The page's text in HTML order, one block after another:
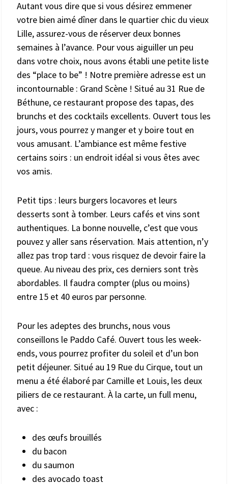
Autant vous dire que si vous désirez emmener
votre bien aimé dîner dans le quartier chic du vieux
Lille, assurez-vous de réserver deux bonnes
semaines à l’avance. Pour vous aiguiller un peu
dans votre choix, nous avons établi une petite liste
des “place to be” ! Notre première adresse est un
incontournable : Grand Scène ! Situé au 31 Rue de
Béthune, ce restaurant propose des tapas, des
brunchs et des cocktails excellents. Ouvert tous les
jours, vous pourrez y manger et y boire tout en
vous amusant. L’ambiance est même festive
certains soirs : un endroit idéal si vous êtes avec
vos amis.
Petit tips : leurs burgers locavores et leurs
desserts sont à tomber. Leurs cafés et vins sont
authentiques. La bonne nouvelle, c’est que vous
pouvez y aller sans réservation. Mais attention, n’y
allez pas trop tard : vous risquez de devoir faire la
queue. Au niveau des prix, ces derniers sont très
abordables. Il faudra compter (plus ou moins)
entre 15 et 40 euros par personne.
Pour les adeptes des brunchs, nous vous
conseillons le Paddo Café. Ouvert tous les week-
ends, vous pourrez profiter du soleil et d’un bon
petit déjeuner. Situé au 19 Rue du Cirque, tout un
menu a été élaboré par Camille et Louis, les deux
piliers de ce restaurant. À la carte, un full menu,
avec :
des œufs brouillés
du bacon
du saumon
des avocado toast